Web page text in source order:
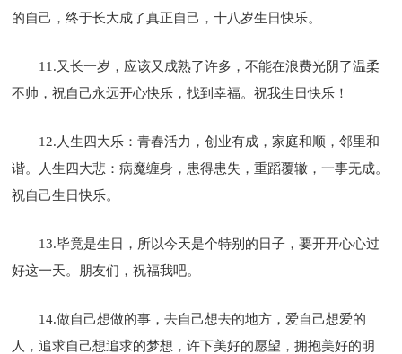
的自己，终于长大成了真正自己，十八岁生日快乐。
11.又长一岁，应该又成熟了许多，不能在浪费光阴了温柔
不帅，祝自己永远开心快乐，找到幸福。祝我生日快乐！
12.人生四大乐：青春活力，创业有成，家庭和顺，邻里和
谐。人生四大悲：病魔缠身，患得患失，重蹈覆辙，一事无成。
祝自己生日快乐。
13.毕竟是生日，所以今天是个特别的日子，要开开心心过
好这一天。朋友们，祝福我吧。
14.做自己想做的事，去自己想去的地方，爱自己想爱的
人，追求自己想追求的梦想，许下美好的愿望，拥抱美好的明